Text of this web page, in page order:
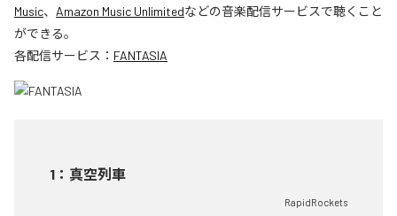
Music、 Amazon Music Unlimitedなどの音楽配信サービスで聴くこと
ができる。
各配信サービス： FANTASIA
1 ： 真空列車
RapidRockets